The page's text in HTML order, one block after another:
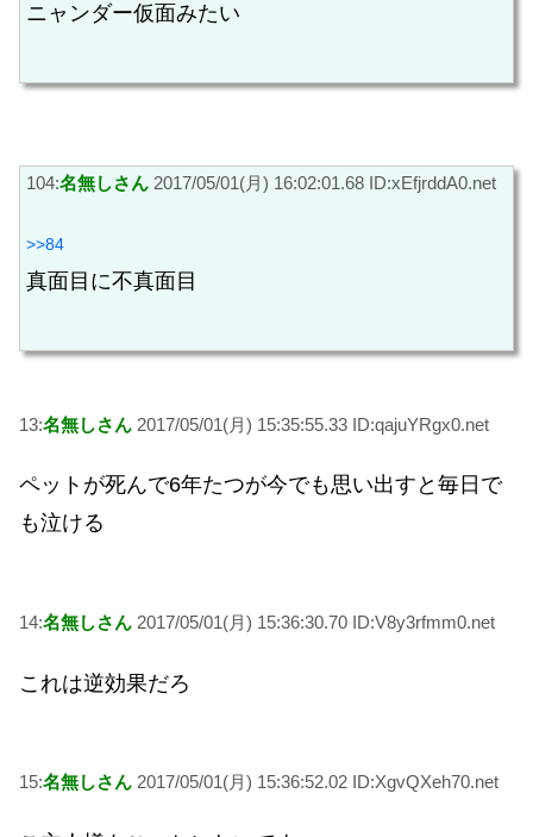
ニャンダー仮面みたい
104:名無しさん 2017/05/01(月) 16:02:01.68 ID:xEfjrddA0.net
>>84
真面目に不真面目
13:名無しさん 2017/05/01(月) 15:35:55.33 ID:qajuYRgx0.net
ペットが死んで6年たつが今でも思い出すと毎日で
も泣ける
14:名無しさん 2017/05/01(月) 15:36:30.70 ID:V8y3rfmm0.net
これは逆効果だろ
15:名無しさん 2017/05/01(月) 15:36:52.02 ID:XgvQXeh70.net